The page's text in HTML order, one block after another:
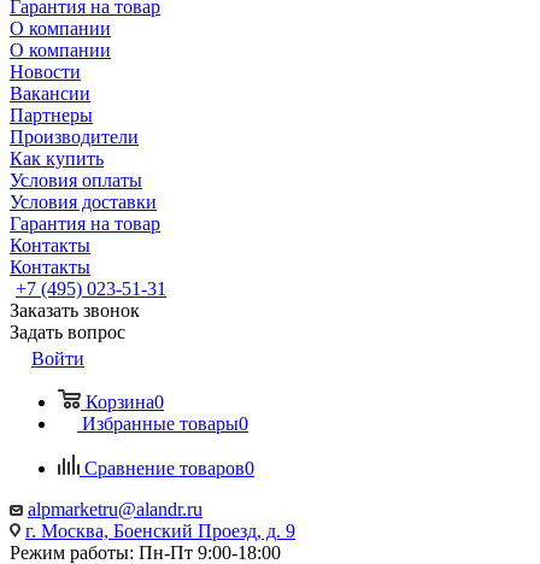
Гарантия на товар
О компании
О компании
Новости
Вакансии
Партнеры
Производители
Как купить
Условия оплаты
Условия доставки
Гарантия на товар
Контакты
Контакты
+7 (495) 023-51-31
Заказать звонок
Задать вопрос
Войти
Корзина0
Избранные товары0
Сравнение товаров0
alpmarketru@alandr.ru
г. Москва, Боенский Проезд, д. 9
Режим работы: Пн-Пт 9:00-18:00